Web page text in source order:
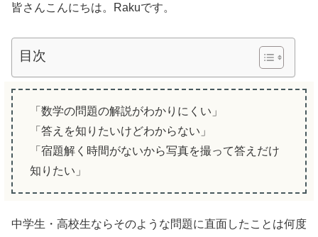
皆さんこんにちは。Rakuです。
目次
「数学の問題の解説がわかりにくい」
「答えを知りたいけどわからない」
「宿題解く時間がないから写真を撮って答えだけ
知りたい」
中学生・高校生ならそのような問題に直面したことは何度